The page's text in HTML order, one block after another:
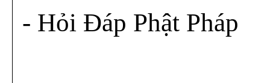
- Hỏi Đáp Phật Pháp